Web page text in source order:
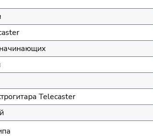
Telecaster